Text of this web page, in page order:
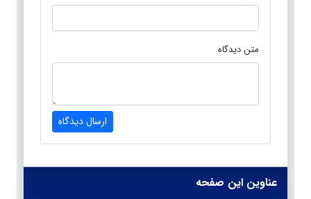
متن دیدگاه
ارسال دیدگاه
عناوین این صفحه